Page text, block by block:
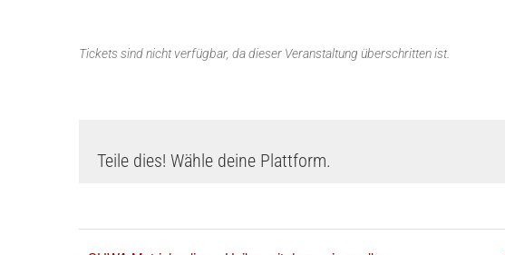
Tickets sind nicht verfügbar, da dieser Veranstaltung überschritten ist.
Teile dies! Wähle deine Plattform.